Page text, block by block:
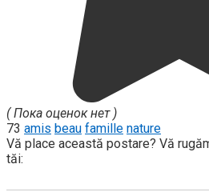
( Пока оценок нет )
73 amis beau famille nature
Vă place această postare? Vă
tăi: